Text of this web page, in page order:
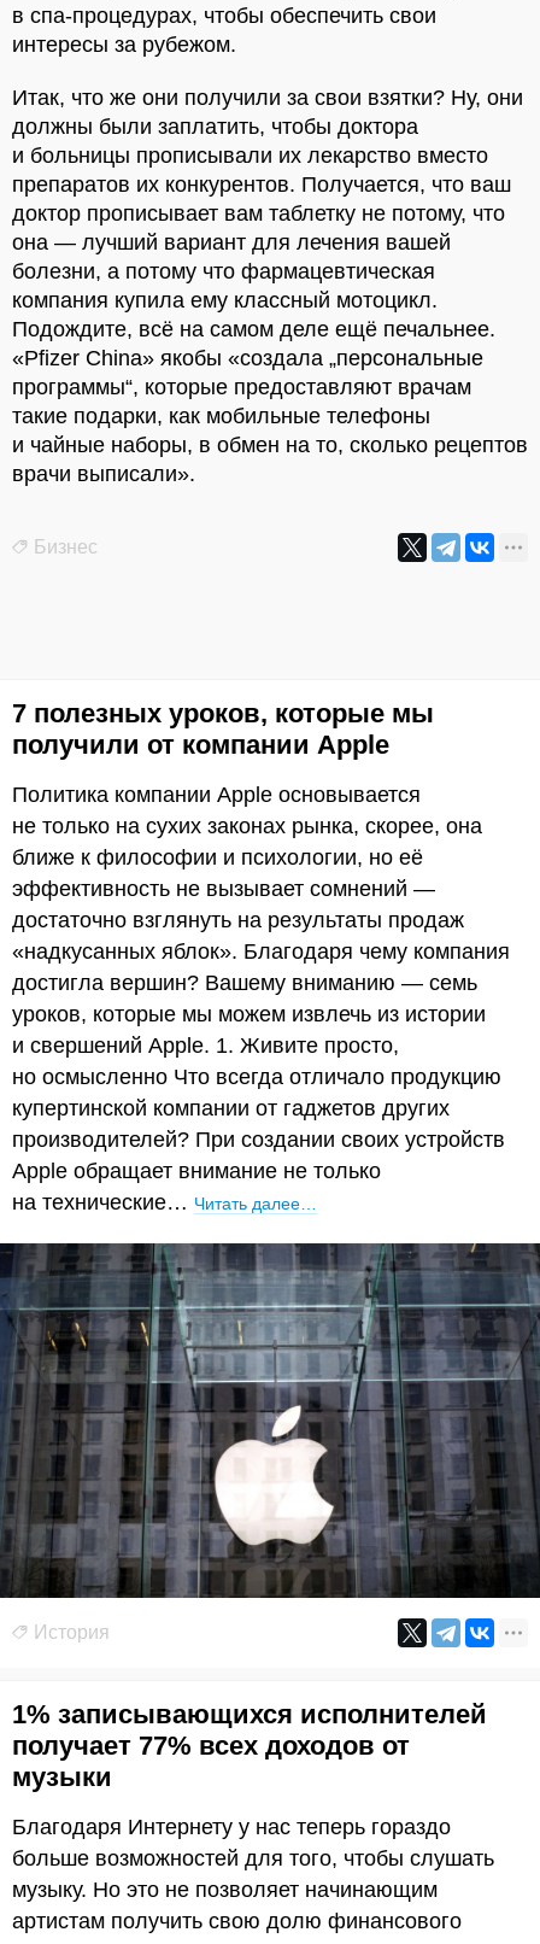
в спа-процедурах, чтобы обеспечить свои
интересы за рубежом.
Итак, что же они получили за свои взятки? Ну, они
должны были заплатить, чтобы доктора
и больницы прописывали их лекарство вместо
препаратов их конкурентов. Получается, что ваш
доктор прописывает вам таблетку не потому, что
она — лучший вариант для лечения вашей
болезни, а потому что фармацевтическая
компания купила ему классный мотоцикл.
Подождите, всё на самом деле ещё печальнее.
«Pfizer China» якобы «создала „персональные
программы“, которые предоставляют врачам
такие подарки, как мобильные телефоны
и чайные наборы, в обмен на то, сколько рецептов
врачи выписали».
Бизнес
7 полезных уроков, которые мы
получили от компании Apple
Политика компании Apple основывается
не только на сухих законах рынка, скорее, она
ближе к философии и психологии, но её
эффективность не вызывает сомнений —
достаточно взглянуть на результаты продаж
«надкусанных яблок». Благодаря чему компания
достигла вершин? Вашему вниманию — семь
уроков, которые мы можем извлечь из истории
и свершений Apple. 1. Живите просто,
но осмысленно Что всегда отличало продукцию
купертинской компании от гаджетов других
производителей? При создании своих устройств
Apple обращает внимание не только
на технические… Читать далее…
История
1% записывающихся исполнителей
получает 77% всех доходов от
музыки
Благодаря Интернету у нас теперь гораздо
больше возможностей для того, чтобы слушать
музыку. Но это не позволяет начинающим
артистам получить свою долю финансового